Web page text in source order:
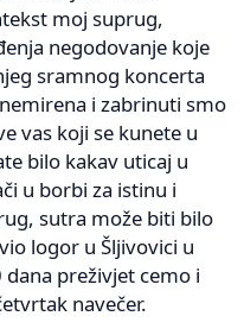
moj suprug,
negodovanje koje
sramnog koncerta
i zabrinuti smo
vas koji se kunete u
bilo kakav uticaj u
u borbi za istinu i
sutra može biti bilo
logor u Šljivovici u
preživjet cemo i
navečer.